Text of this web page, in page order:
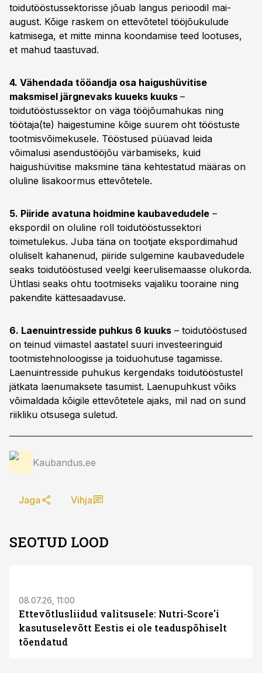
toidutööstussektorisse jõuab langus perioodil mai-
august. Kõige raskem on ettevõtetel tööjõukulude
katmisega, et mitte minna koondamise teed lootuses,
et mahud taastuvad.
4. Vähendada tööandja osa haigushüvitise
maksmisel järgnevaks kuueks kuuks –
toidutööstussektor on väga tööjõumahukas ning
töötaja(te) haigestumine kõige suurem oht tööstuste
tootmisvõimekusele. Tööstused püüavad leida
võimalusi asendustööjõu värbamiseks, kuid
haigushüvitise maksmine täna kehtestatud määras on
oluline lisakoormus ettevõtetele.
5. Piiride avatuna hoidmine kaubavedudele –
ekspordil on oluline roll toidutööstussektori
toimetulekus. Juba täna on tootjate ekspordimahud
oluliselt kahanenud, piiride sulgemine kaubavedudele
seaks toidutööstused veelgi keerulisemaasse olukorda.
Ühtlasi seaks ohtu tootmiseks vajaliku tooraine ning
pakendite kättesaadavuse.
6. Laenuintresside puhkus 6 kuuks – toidutööstused
on teinud viimastel aastatel suuri investeeringuid
tootmistehnoloogisse ja toiduohutuse tagamisse.
Laenuintresside puhukus kergendaks toidutööstustel
jätkata laenumaksete tasumist. Laenupuhkust võiks
võimaldada kõigile ettevõtetele ajaks, mil nad on sund
riikliku otsusega suletud.
Kaubandus.ee
Jaga Vihja
SEOTUD LOOD
08.07.26, 11:00
Ettevõtlusliidud valitsusele: Nutri-Score'i
kasutuselevõtt Eestis ei ole teaduspõhiselt
tõendatud